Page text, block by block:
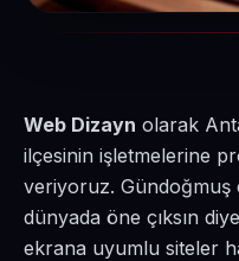
Web Dizayn olarak
ilçesinin işletmelerine
veriyoruz. Gündoğmuş
dünyada öne çıksın
ekrana uyumlu siteler